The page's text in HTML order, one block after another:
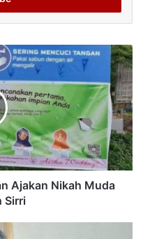
Ajakan Nikah Muda
Sirri